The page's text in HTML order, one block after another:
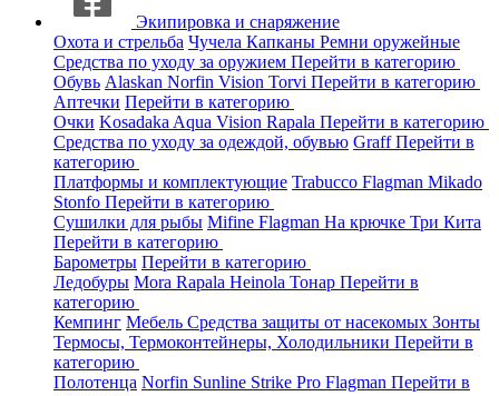
Экипировка и снаряжение
Охота и стрельба Чучела Капканы Ремни оружейные
Средства по уходу за оружием Перейти в категорию
Обувь Alaskan Norfin Vision Torvi Перейти в категорию
Аптечки Перейти в категорию
Очки Kosadaka Aqua Vision Rapala Перейти в категорию
Средства по уходу за одеждой, обувью GraffПерейти в
категорию
Платформы и комплектующие Trabucco Flagman Mikado
Stonfo Перейти в категорию
Сушилки для рыбы Mifine Flagman На крючке Три Кита
Перейти в категорию
Барометры Перейти в категорию
Ледобуры Mora Rapala Heinola Тонар Перейти в
категорию
Кемпинг Мебель Средства защиты от насекомых Зонты
Термосы, Термоконтейнеры, Холодильники Перейти в
категорию
Полотенца Norfin Sunline Strike Pro Flagman Перейти в